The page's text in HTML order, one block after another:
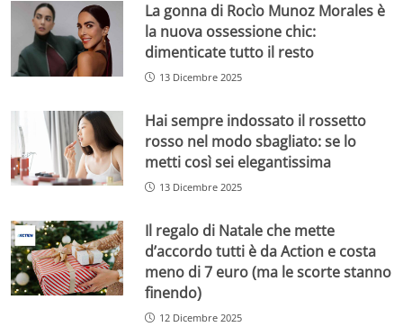
La gonna di Rocìo Munoz Morales è
la nuova ossessione chic:
dimenticate tutto il resto
13 Dicembre 2025
Hai sempre indossato il rossetto
rosso nel modo sbagliato: se lo
metti così sei elegantissima
13 Dicembre 2025
Il regalo di Natale che mette
d’accordo tutti è da Action e costa
meno di 7 euro (ma le scorte stanno
finendo)
12 Dicembre 2025